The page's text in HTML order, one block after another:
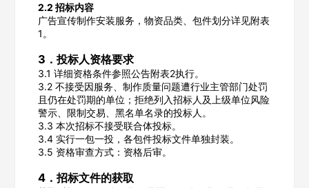
2.2 招标内容
广告宣传制作安装服务，物资品类、包件划分详见附表
1。
3．投标人资格要求
3.1 详细资格条件参照公告附表2执行。
3.2 不接受因服务、制作质量问题遭行业主管部门处罚
且仍在处罚期的单位；拒绝列入招标人及上级单位风险
警示、限制交易、黑名单名录的投标人。
3.3 本次招标不接受联合体投标。
3.4 实行一包一投，各包件投标文件单独封装。
3.5 资格审查方式：资格后审。
4．招标文件的获取
欢迎入驻供应商